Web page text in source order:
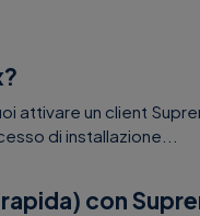
attivare un client
di installazione...
con